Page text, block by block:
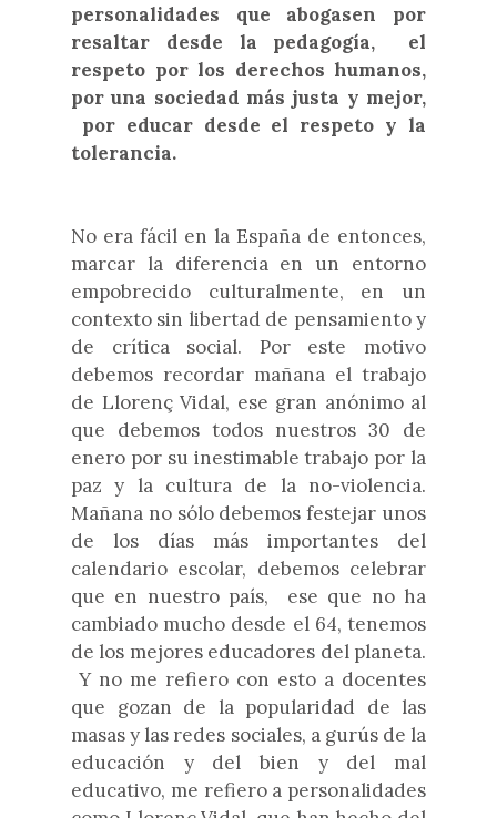
personalidades que abogasen por
resaltar desde la pedagogía, el
respeto por los derechos humanos,
por una sociedad más justa y mejor,
por educar desde el respeto y la
tolerancia.
No era fácil en la España de entonces,
marcar la diferencia en un entorno
empobrecido culturalmente, en un
contexto sin libertad de pensamiento y
de crítica social. Por este motivo
debemos recordar mañana el trabajo
de Llorenç Vidal, ese gran anónimo al
que debemos todos nuestros 30 de
enero por su inestimable trabajo por la
paz y la cultura de la no-violencia.
Mañana no sólo debemos festejar unos
de los días más importantes del
calendario escolar, debemos celebrar
que en nuestro país, ese que no ha
cambiado mucho desde el 64, tenemos
de los mejores educadores del planeta.
Y no me refiero con esto a docentes
que gozan de la popularidad de las
masas y las redes sociales, a gurús de la
educación y del bien y del mal
educativo, me refiero a personalidades